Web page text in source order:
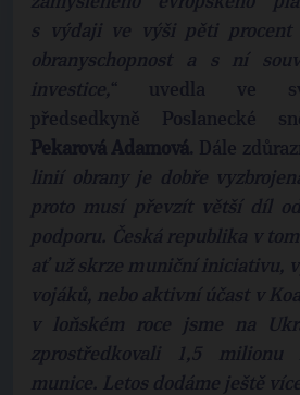
s výdaji ve výši pěti procent
obranyschopnost a s ní
investice,“ uvedla ve
předsedkyně Poslanecké
Pekarová Adamová. Dále
linií obrany je dobře
proto musí převzít větší díl
podporu. Česká republika v tom
ať už skrze muniční iniciativu,
vojáků, nebo aktivní účast v
v loňském roce jsme na
zprostředkovali 1,5 milionu
munice. Letos dodáme ještě